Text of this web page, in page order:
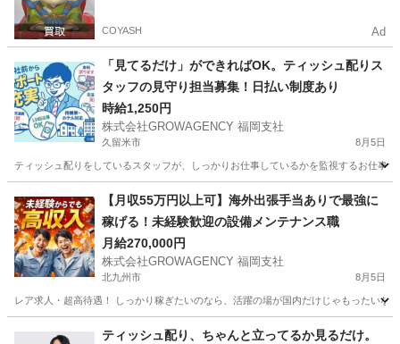
COYASH Ad
「見てるだけ」ができればOK。ティッシュ配りス
タッフの見守り担当募集！日払い制度あり
時給1,250円
株式会社GROWAGENCY 福岡支社
久留米市 8月5日
ティッシュ配りをしているスタッフが、しっかりお仕事しているかを監視するお仕事
その他 スタッフ
【月収55万円以上可】海外出張手当ありで最強に
稼げる！未経験歓迎の設備メンテナンス職
月給270,000円
株式会社GROWAGENCY 福岡支社
北九州市 8月5日
レア求人・超高待遇！ しっかり稼ぎたいのなら、活躍の場が国内だけじゃもったい
海外出張
ティッシュ配り、ちゃんと立ってるか見るだけ。